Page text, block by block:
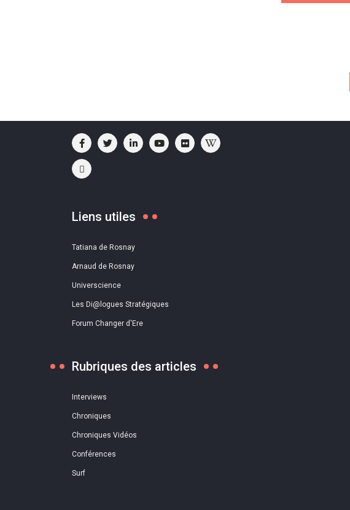
Liens utiles
Tatiana de Rosnay
Arnaud de Rosnay
Universcience
Les Di@logues Stratégiques
Forum Changer d'Ere
Rubriques des articles
Interviews
Chroniques
Chroniques Vidéos
Conférences
Surf